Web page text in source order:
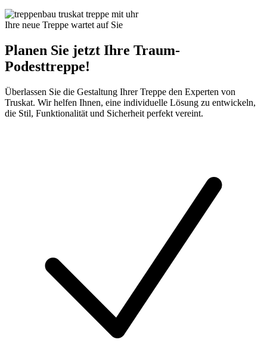
Ihre neue Treppe wartet auf Sie
Planen Sie jetzt Ihre Traum-
Podesttreppe!
Überlassen Sie die Gestaltung Ihrer Treppe den Experten von
Truskat. Wir helfen Ihnen, eine individuelle Lösung zu entwickeln,
die Stil, Funktionalität und Sicherheit perfekt vereint.